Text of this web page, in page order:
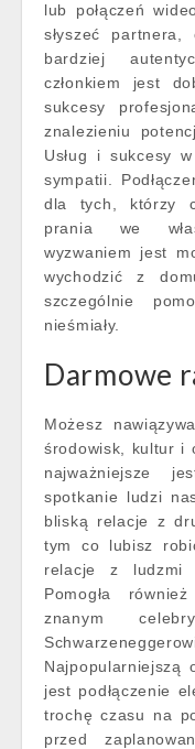
lub połączeń
słyszeć
bardziej
członkiem jest
sukcesy
znalezieniu
Usług i sukcesy
sympatii.
dla tych, którzy
prania we
wyzwaniem jest
wychodzić z
szczególnie
nieśmiały.
Darmowe
Możesz
środowisk, kultur i
najważniejsze
spotkanie ludzi
bliską relacje z
tym co lubisz
relacje z ludzmi
Pomogła
znanym
Najpopularniejszą
jest podłączenie
trochę czasu na
przed